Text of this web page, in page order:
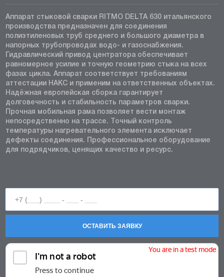
Аппарат стыковой сварки RITMO DELTA 630 итальянского
производства предназначен для соединения
полиэтиленовых труб среднего и большого диаметра в
напорных трубопроводах водо- и газоснабжения.
Гидравлический привод центратора обеспечивает
равномерное усилие и точную геометрию стыка на всех
фазах цикла. Аппарат соответствует требованиям
аттестации НАКС и применим на ответственных объектах.
Надёжная европейская сборка гарантирует
долговечность и стабильность параметров сварки.
Прочная мобильная рама позволяет вести монтаж
непосредственно на трассе. Точный контроль
температуры нагревательного элемента исключает
дефекты соединения. Профессиональное оборудование
для подрядчиков, ценящих качество и ресурс.
ОСТАВИТЬ ЗАЯВКУ